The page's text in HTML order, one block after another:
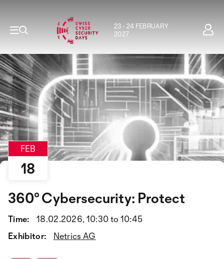
23 - 24 FEBRUARY
2027
FEB
18
360° Cybersecurity: Protect
Time:
18.02.2026, 10:30 to 10:45
Exhibitor:
Netrics AG